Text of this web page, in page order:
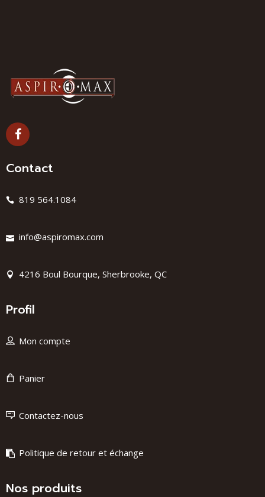
Contact
819 564.1084
info@aspiromax.com
4216 Boul Bourque, Sherbrooke, QC
Profil
Mon compte
Panier
Contactez-nous
Politique de retour et échange
Nos produits